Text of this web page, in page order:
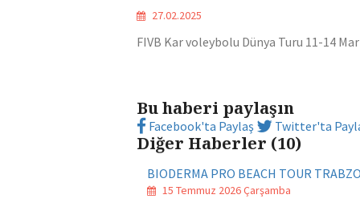
27.02.2025
FIVB Kar voleybolu Dünya Turu 11-14
Bu haberi paylaşın
Facebook'ta Paylaş Twitter'ta
Diğer Haberler (10)
BIODERMA PRO BEACH TOUR
15 Temmuz 2026 Çarşamba